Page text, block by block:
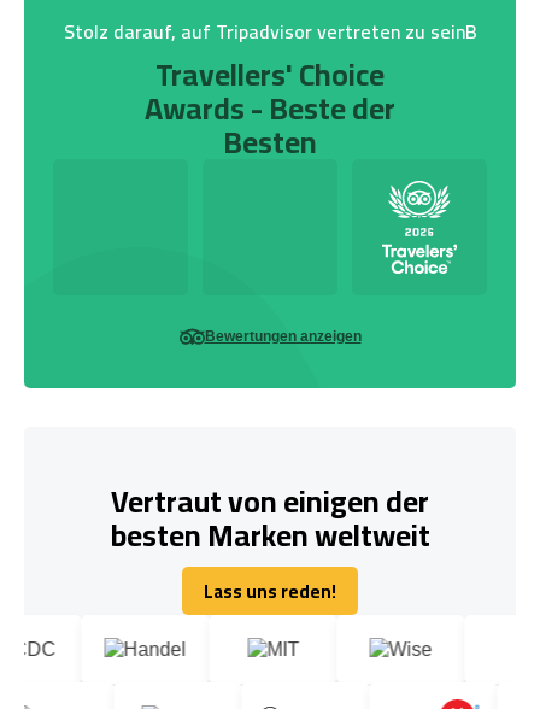
Stolz darauf, auf Tripadvisor vertreten zu seinB
Travellers' Choice
Awards - Beste der
Besten
Bewertungen anzeigen
Vertraut von einigen der
besten Marken weltweit
Lass uns reden!
Lass uns reden!